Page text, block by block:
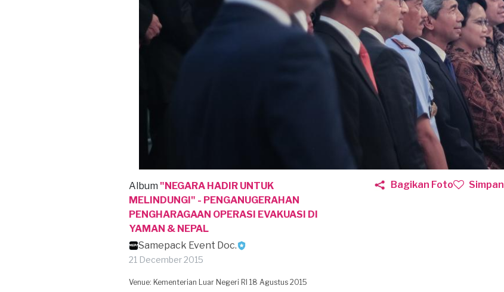
Album "NEGARA HADIR UNTUK
MELINDUNGI" - PENGANUGERAHAN
PENGHARAGAAN OPERASI EVAKUASI DI
YAMAN & NEPAL
Samepack Event Doc.
21 December 2015
Bagikan Foto Simpan
Venue: Kementerian Luar Negeri RI 18 Agustus 2015